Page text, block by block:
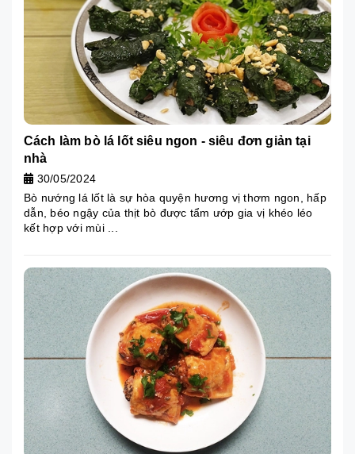
Cách làm bò lá lốt siêu ngon - siêu đơn giản tại
nhà
30/05/2024
Bò nướng lá lốt là sự hòa quyện hương vị thơm ngon, hấp
dẫn, béo ngậy của thịt bò được tẩm ướp gia vị khéo léo
kết hợp với mùi ...